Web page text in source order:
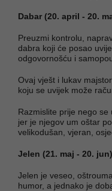
Dabar (20. april - 20.
Preuzmi kontrolu,
dabra koji će posao
odgovornošću i
Ovaj vješt i lukav
koju se uvijek može
Razmislite prije nego
jer je njegov um oštar
velikodušan, vjeran,
Jelen (21. maj - 20. jun)
Jelen je veseo,
humor, a jednako je